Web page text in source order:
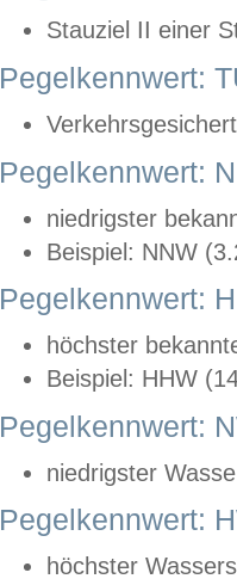
Stauziel II einer
Pegelkennwert:
Pegelkennwert:
niedrigster
Beispiel: NNW
Pegelkennwert:
höchster
Beispiel: HHW
Pegelkennwert:
niedrigster
Pegelkennwert:
höchster